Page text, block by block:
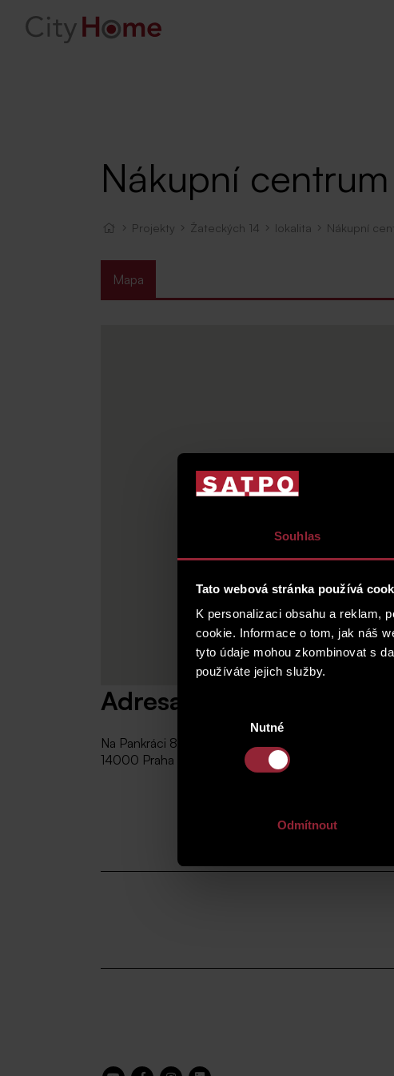
Souhlas
Tato webová stránka používá
K personalizaci obsahu a reklam,
cookie. Informace o tom, jak náš
tyto údaje mohou zkombinovat s
používáte jejich služby.
Výběr
Nutné
Odmítnout
Nákupní
Projekty Žateckých 14 lokalita Nákupní
Mapa
Adresa
Na Pankráci 86
14000 Praha 4